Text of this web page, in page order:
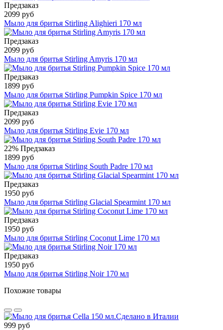
Предзаказ
2099 руб
Мыло для бритья Stirling Alighieri 170 мл
Предзаказ
2099 руб
Мыло для бритья Stirling Amyris 170 мл
Предзаказ
1899 руб
Мыло для бритья Stirling Pumpkin Spice 170 мл
Предзаказ
2099 руб
Мыло для бритья Stirling Evie 170 мл
22% Предзаказ
1899 руб
Мыло для бритья Stirling South Padre 170 мл
Предзаказ
1950 руб
Мыло для бритья Stirling Glacial Spearmint 170 мл
Предзаказ
1950 руб
Мыло для бритья Stirling Coconut Lime 170 мл
Предзаказ
1950 руб
Мыло для бритья Stirling Noir 170 мл
Похожие товары
999 руб